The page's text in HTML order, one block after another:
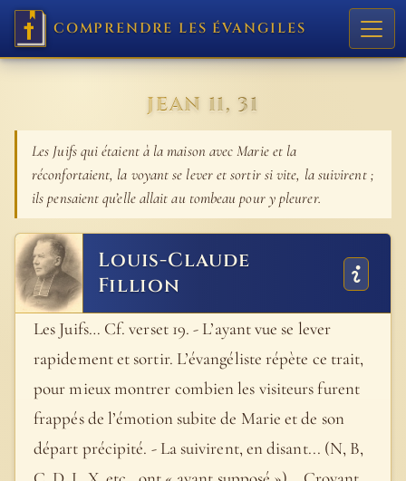
COMPRENDRE LES ÉVANGILES
JEAN 11, 31
Les Juifs qui étaient à la maison avec Marie et la
réconfortaient, la voyant se lever et sortir si vite, la suivirent ;
ils pensaient qu’elle allait au tombeau pour y pleurer.
Louis-Claude
Fillion
Les Juifs… Cf. verset 19. - L’ayant vue se lever
rapidement et sortir. L’évangéliste répète ce trait,
pour mieux montrer combien les visiteurs furent
frappés de l’émotion subite de Marie et de son
départ précipité. - La suivirent, en disant... (N, B,